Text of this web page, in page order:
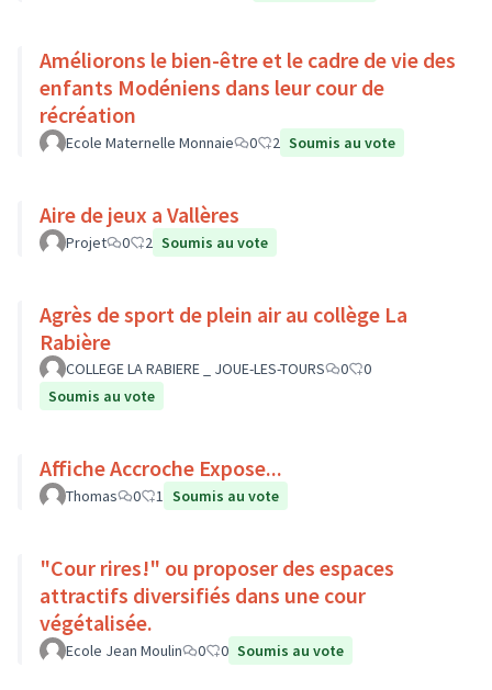
Améliorons le bien-être et le cadre de vie des
enfants Modéniens dans leur cour de
récréation
Ecole Maternelle Monnaie 0 2 Soumis au vote
Aire de jeux a Vallères
Projet 0 2 Soumis au vote
Agrès de sport de plein air au collège La
Rabière
COLLEGE LA RABIERE _ JOUE-LES-TOURS 0
0
Soumis au vote
Affiche Accroche Expose...
Thomas 0 1 Soumis au vote
"Cour rires!" ou proposer des espaces
attractifs diversifiés dans une cour
végétalisée.
Ecole Jean Moulin 0 0 Soumis au vote